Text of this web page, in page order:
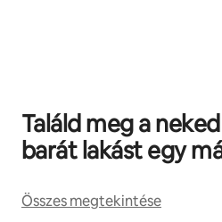
Találd meg a
barát lakást egy
Összes megtekintése